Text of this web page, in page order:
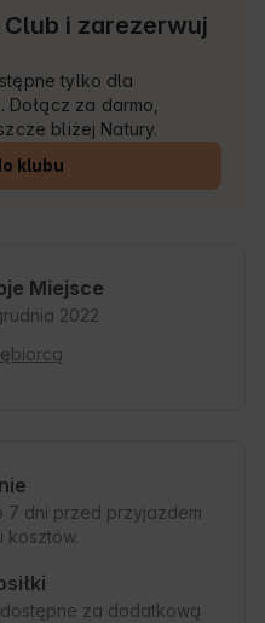
Club i zarezerwuj
tylko dla
za darmo,
bliżej Natury.
klubu
Miejsce
2022
7 dni przed przyjazdem
kosztów.
za dodatkową